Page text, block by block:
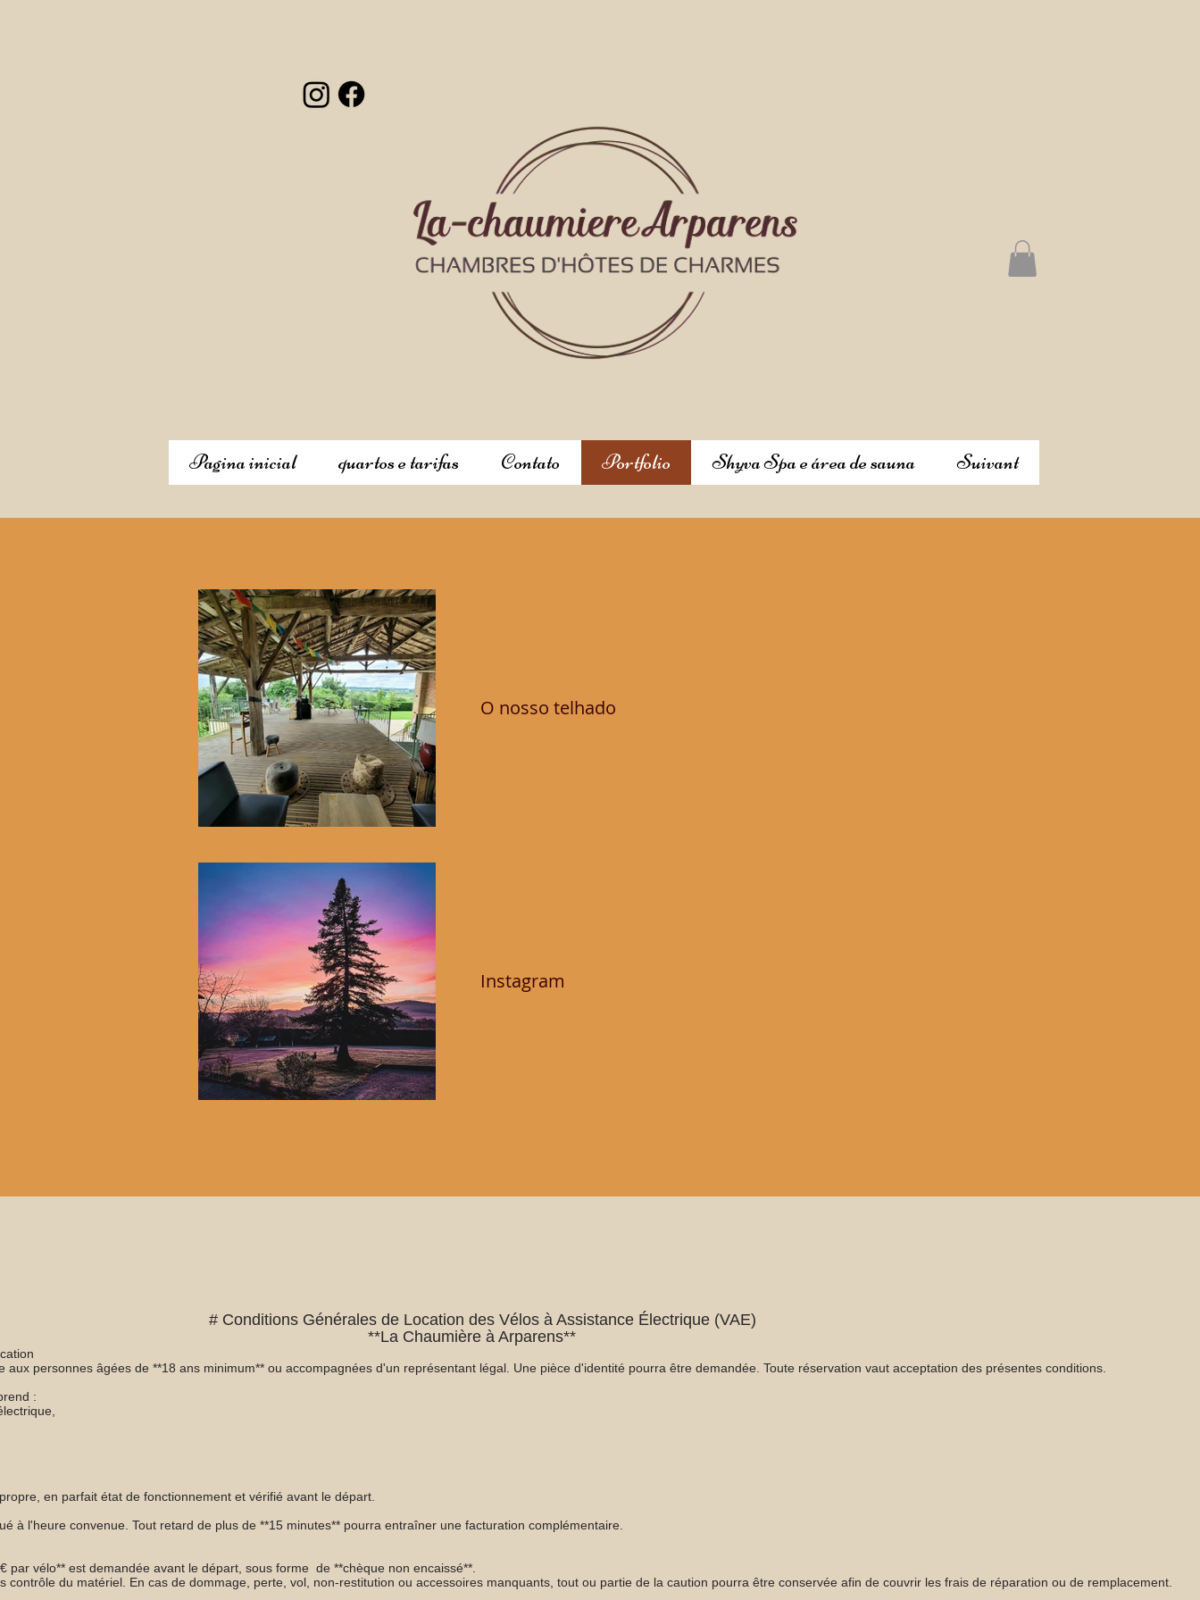
Pagina inicial quartos e tarifas Contato Portfolio Shyva Spa e área de sauna Suivant
O nosso telhado
Instagram
# Conditions Générales de Location des Vélos à Assistance Électrique (VAE)
à Arparens**
aux personnes âgées de **18 ans minimum** ou accompagnées d'un représentant légal. Une pièce d'identité pourra être demandée. Toute réservation vaut acceptation des présentes conditions.
:
en parfait état de fonctionnement et vérifié avant le départ.
à l'heure convenue. Tout retard de plus de **15 minutes** pourra entraîner une facturation complémentaire.
par vélo** est demandée avant le départ, sous forme de **chèque non encaissé**.
contrôle du matériel. En cas de dommage, perte, vol, non-restitution ou accessoires manquants, tout ou partie de la caution pourra être conservée afin de couvrir les frais de réparation ou de remplacement.